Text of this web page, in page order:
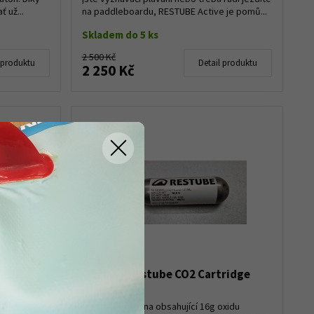
už...
na paddleboardu, RESTUBE Active je pomů...
Skladem do 5 ks
2 500 Kč
2 250 Kč Detail produktu
Buoy
je
Patrona Restube CO2 Cartridge
16g, 1 kus
Náhradní patrona obsahující 16g oxidu